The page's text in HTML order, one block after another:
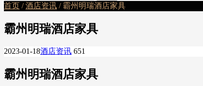
首页 /酒店资讯 / 霸州明瑞酒店家具
霸州明瑞酒店家具
2023-01-18酒店资讯 651
霸州明瑞酒店家具